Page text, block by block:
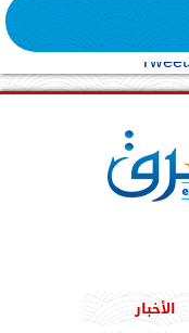
الأخبار